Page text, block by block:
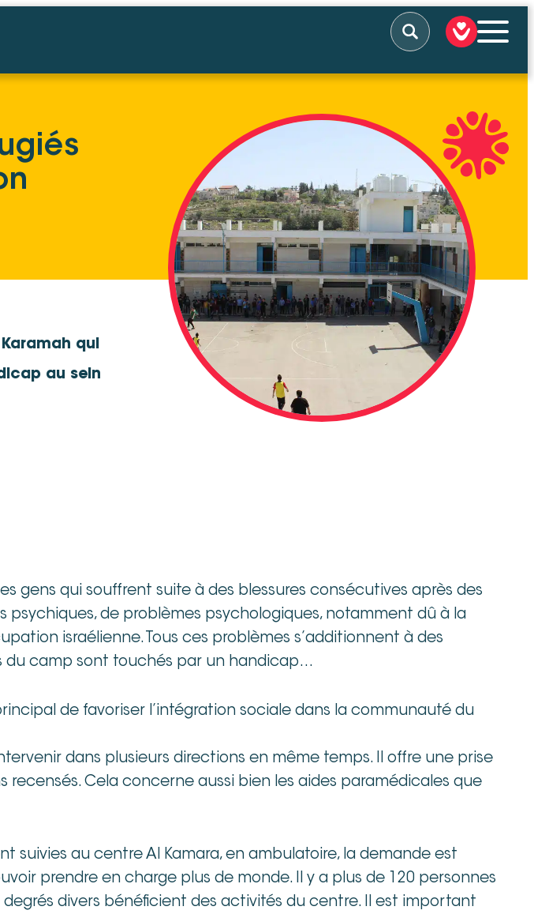
Rechercher
NOS ACTIONS
NOUS SOUTENIR
NOUS SOLLICITER
ACTUALITÉS
TÉMOIGNAGES
CONTACT
qui
au sein
gens qui souffrent suite à des blessures consécutives après des
de problèmes psychologiques, notamment dû à la
israélienne. Tous ces problèmes s’additionnent à des
du camp sont touchés par un handicap…
de favoriser l’intégration sociale dans la communauté du
dans plusieurs directions en même temps. Il offre une prise
Cela concerne aussi bien les aides paramédicales que
suivies au centre Al Kamara, en ambulatoire, la demande est
prendre en charge plus de monde. Il y a plus de 120 personnes
divers bénéficient des activités du centre. Il est important